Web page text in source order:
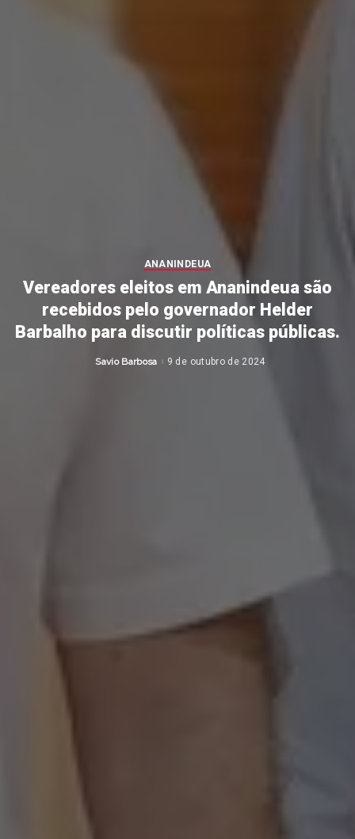
ANANINDEUA
Vereadores eleitos em Ananindeua são
recebidos pelo governador Helder
Barbalho para discutir políticas públicas.
Posted
Savio Barbosa 9 de outubro de 2024